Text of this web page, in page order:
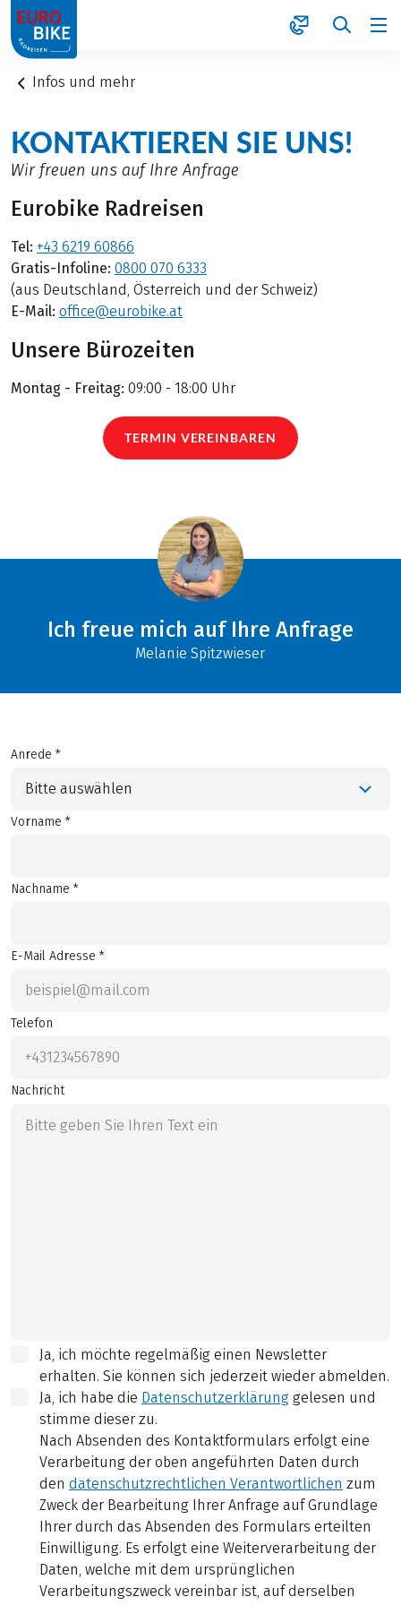
1
Infos und mehr
KONTAKTIEREN SIE UNS!
Wir freuen uns auf Ihre Anfrage
Eurobike Radreisen
Tel: +43 6219 60866
Gratis-Infoline: 0800 070 6333
(aus Deutschland, Österreich und der Schweiz)
E-Mail: office@eurobike.at
Unsere Bürozeiten
Montag - Freitag: 09:00 - 18:00 Uhr
TERMIN VEREINBAREN
Ich freue mich auf Ihre Anfrage
Melanie Spitzwieser
Anrede *
Bitte auswählen
Vorname *
Nachname *
E-Mail Adresse *
Telefon
Nachricht
Ja, ich möchte regelmäßig einen Newsletter
erhalten. Sie können sich jederzeit wieder abmelden.
Ja, ich habe die Datenschutzerklärung gelesen und
stimme dieser zu.
Nach Absenden des Kontaktformulars erfolgt eine
Verarbeitung der oben angeführten Daten durch
den datenschutzrechtlichen Verantwortlichen zum
Zweck der Bearbeitung Ihrer Anfrage auf Grundlage
Ihrer durch das Absenden des Formulars erteilten
Einwilligung. Es erfolgt eine Weiterverarbeitung der
Daten, welche mit dem ursprünglichen
Verarbeitungszweck vereinbar ist, auf derselben